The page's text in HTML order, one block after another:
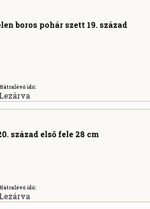
boros pohár szett 19. század
Hátralévő idő:
Lezárva
század első fele 28 cm
Hátralévő idő:
Lezárva